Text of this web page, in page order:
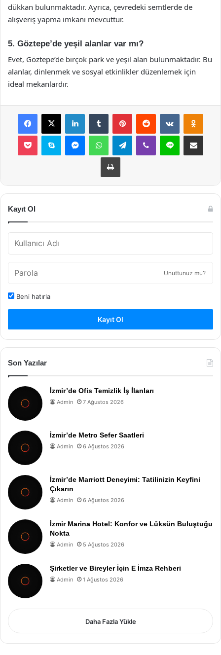
dükkan bulunmaktadır. Ayrıca, çevredeki semtlerde de
alışveriş yapma imkanı mevcuttur.
5. Göztepe’de yeşil alanlar var mı?
Evet, Göztepe’de birçok park ve yeşil alan bulunmaktadır. Bu
alanlar, dinlenmek ve sosyal etkinlikler düzenlemek için
ideal mekanlardır.
Facebook
X LinkedInTumblr PinterestReddit VKontakte
Pocket Skype MessengerWhatsAppTelegramViber Line E-Posta ile
Yazdır
Kayıt Ol
Unuttunuz mu?
Beni hatırla
Kayıt Ol
Son Yazılar
İzmir’de Ofis Temizlik İş İlanları
Admin 7 Ağustos 2026
İzmir’de Metro Sefer Saatleri
Admin 6 Ağustos 2026
İzmir’de Marriott Deneyimi: Tatilinizin Keyfini
Çıkarın
Admin 6 Ağustos 2026
İzmir Marina Hotel: Konfor ve Lüksün Buluştuğu
Nokta
Admin 5 Ağustos 2026
Şirketler ve Bireyler İçin E İmza Rehberi
Admin 1 Ağustos 2026
Daha Fazla Yükle